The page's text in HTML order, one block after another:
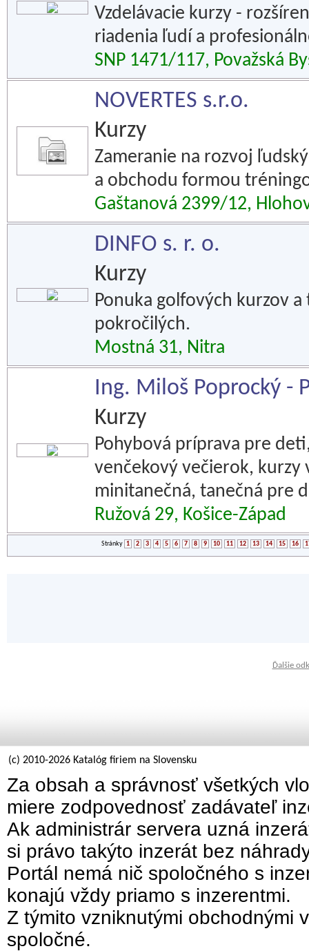
Vzdelávacie kurzy -
riadenia ľudí a
SNP 1471/117, Považská
NOVERTES s.r.o.
Kurzy
Zameranie na rozvoj
a obchodu formou
Gaštanová 2399/12,
DINFO s. r. o.
Kurzy
Ponuka golfových kurzov
pokročilých.
Mostná 31, Nitra
Ing. Miloš Poprocký -
Kurzy
Pohybová príprava pre
venčekový večierok, kurzy
minitanečná, tanečná pre
Ružová 29, Košice-Západ
Stránky 1 2 3 4 5 6 7 8 9 10 11 12 13 14 15 16
Ďalšie
(c) 2010-2026 Katalóg firiem na Slovensku
Za obsah a správnosť všetkých
miere zodpovednosť zadávateľ
Ak administrár servera uzná
si právo takýto inzerát bez
Portál nemá nič spoločného s
konajú vždy priamo s inzerentmi.
Z týmito vzniknutými obchodnými
spoločné.